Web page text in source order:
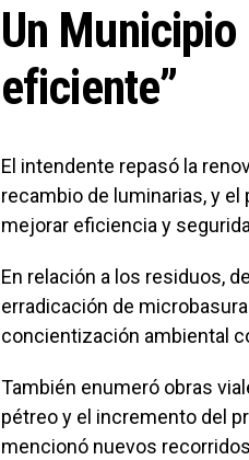
Un
eficiente”
El intendente repasó la
recambio de luminarias, y
mejorar eficiencia y
En relación a los residuos,
erradicación de
concientización ambiental
También enumeró obras
pétreo y el incremento del
mencionó nuevos